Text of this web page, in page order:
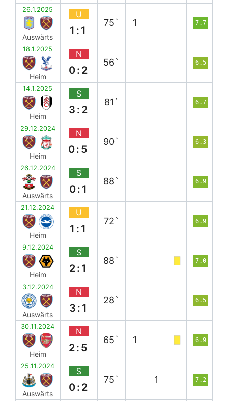
26.1.2025
Auswärts
U
1:1
75` 1 7.7
18.1.2025
Heim
N
0:2
56` 6.5
14.1.2025
Heim
S
3:2
81` 6.7
29.12.2024
Heim
N
0:5
90` 6.3
26.12.2024
Auswärts
S
0:1
88` 6.9
21.12.2024
Heim
U
1:1
72` 6.9
9.12.2024
Heim
S
2:1
88` 7.0
3.12.2024
Auswärts
N
3:1
28` 6.5
30.11.2024
Heim
N
2:5
65` 1 6.9
25.11.2024
Auswärts
S
0:2
75` 1 7.2